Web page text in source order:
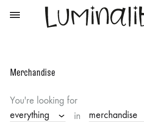
Merchandise
You're looking for
everything
in merchandise